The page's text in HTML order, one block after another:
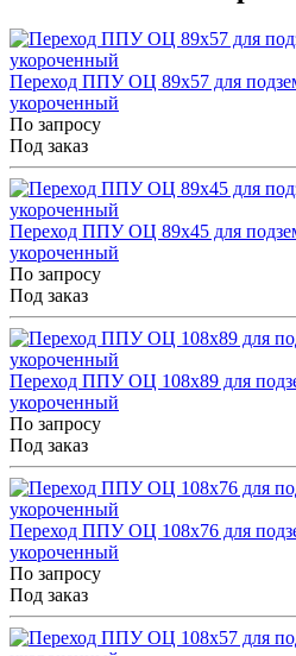
Переход ППУ ОЦ 89x57 для
укороченный
По запросу
Под заказ
Переход ППУ ОЦ 89x45 для
укороченный
По запросу
Под заказ
Переход ППУ ОЦ 108x89 для
укороченный
По запросу
Под заказ
Переход ППУ ОЦ 108x76 для
укороченный
По запросу
Под заказ